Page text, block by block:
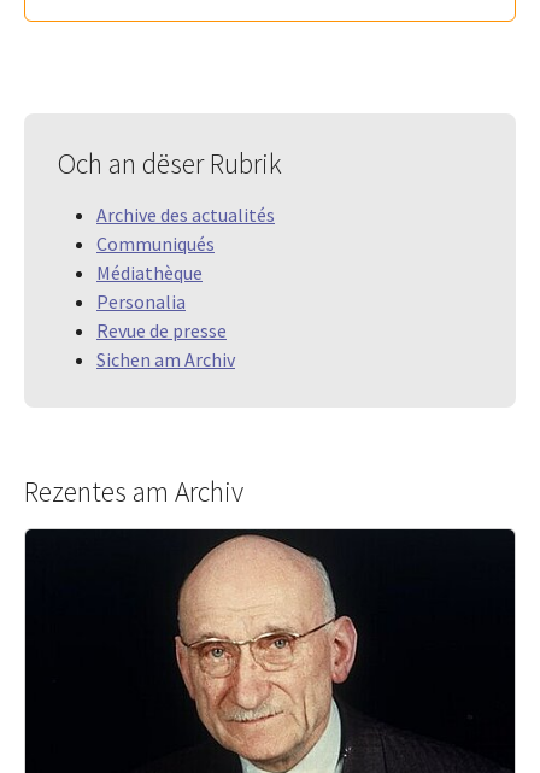
Och an dëser Rubrik
Archive des actualités
Communiqués
Médiathèque
Personalia
Revue de presse
Sichen am Archiv
Rezentes am Archiv